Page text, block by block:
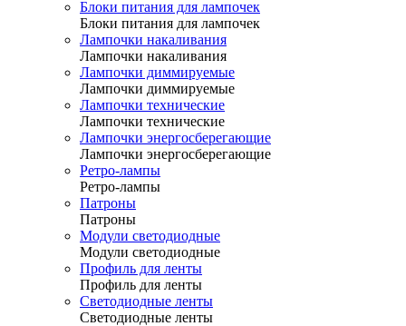
Блоки питания для лампочек
Блоки питания для лампочек
Лампочки накаливания
Лампочки накаливания
Лампочки диммируемые
Лампочки диммируемые
Лампочки технические
Лампочки технические
Лампочки энергосберегающие
Лампочки энергосберегающие
Ретро-лампы
Ретро-лампы
Патроны
Патроны
Модули светодиодные
Модули светодиодные
Профиль для ленты
Профиль для ленты
Светодиодные ленты
Светодиодные ленты